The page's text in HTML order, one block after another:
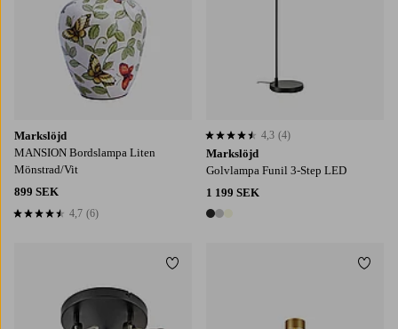
Markslöjd
MANSION Bordslampa Liten
Mönstrad/Vit
899 SEK
4,7 baserat på 6 st betyg
4,7 (6)
Markslöjd
Golvlampa Funil 3-Step LED
1 199 SEK
3 färger
4,3 baserat på 4 st betyg
4,3 (4)
Lägg till i favoriter